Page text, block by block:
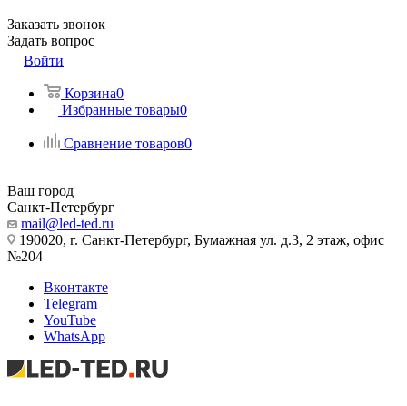
Заказать звонок
Задать вопрос
Войти
Корзина0
Избранные товары0
Сравнение товаров0
Ваш город
Санкт-Петербург
mail@led-ted.ru
190020, г. Санкт-Петербург, Бумажная ул. д.3, 2 этаж, офис
№204
Вконтакте
Telegram
YouTube
WhatsApp